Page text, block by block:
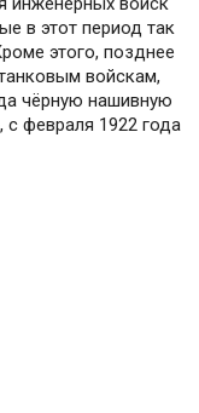
в этот период так
этого, позднее
войскам,
чёрную нашивную
с февраля 1922 года